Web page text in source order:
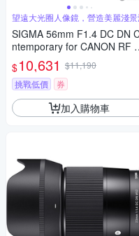
望遠大光圈人像鏡，營造美麗淺
SIGMA 56mm F1.4 DC DN
ntemporary for CANON RF
環 (公司貨) 望遠大光圈定焦鏡
人像鏡 APS-C 無反微單眼專用
鏡頭
$10,631 $11,190
挑戰低價
券
加入購物車